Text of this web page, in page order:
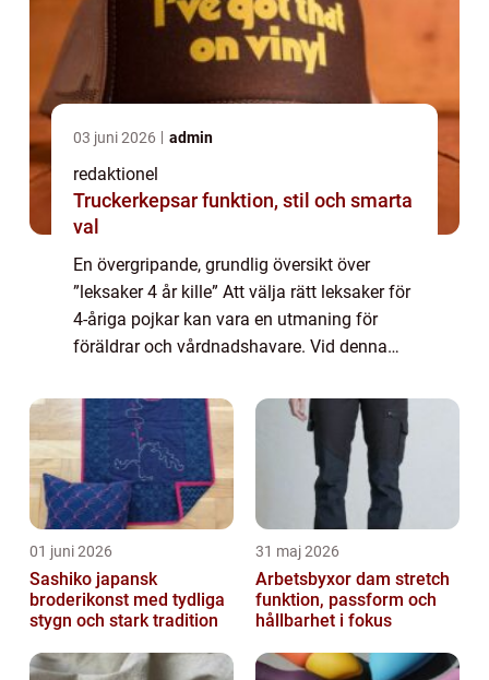
03 juni 2026 admin
redaktionel
Truckerkepsar funktion, stil och smarta
val
En övergripande, grundlig översikt över
”leksaker 4 år kille” Att välja rätt leksaker för
4-åriga pojkar kan vara en utmaning för
föräldrar och vårdnadshavare. Vid denna
att utvecklas, och leksa...
01 juni 2026
Sashiko japansk
broderikonst med tydliga
stygn och stark tradition
31 maj 2026
Arbetsbyxor dam stretch
funktion, passform och
hållbarhet i fokus